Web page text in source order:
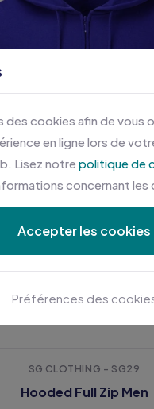
SG CLOTHING - SG29
Hooded Full Zip Men
des cookies afin de vous
en ligne lors de
Lisez notre politique de
concernant les
Accepter les cookies
Préférences des